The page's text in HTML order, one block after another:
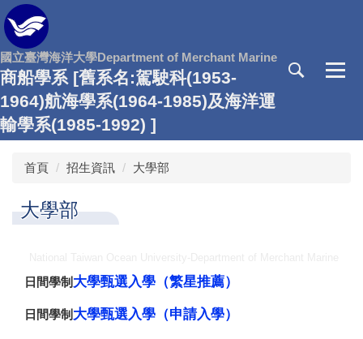
跳
到
主
要
內
容
區
國立臺灣海洋大學Department of Merchant Marine
商船學系 [舊系名:駕駛科(1953-
1964)航海學系(1964-1985)及海洋運
輸學系(1985-1992) ]
首頁 招生資訊 大學部
大學部
日間學制 大學甄選入學（繁星推薦）
日間學制 大學甄選入學（申請入學）